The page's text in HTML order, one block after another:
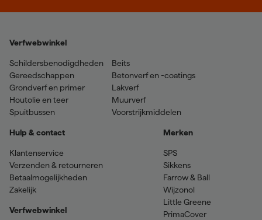
Verfwebwinkel
Schildersbenodigdheden
Gereedschappen
Grondverf en primer
Houtolie en teer
Spuitbussen
Beits
Betonverf en -coatings
Lakverf
Muurverf
Voorstrijkmiddelen
Hulp & contact
Klantenservice
Verzenden & retourneren
Betaalmogelijkheden
Zakelijk
Verfwebwinkel
Merken
SPS
Sikkens
Farrow & Ball
Wijzonol
Little Greene
PrimaCover